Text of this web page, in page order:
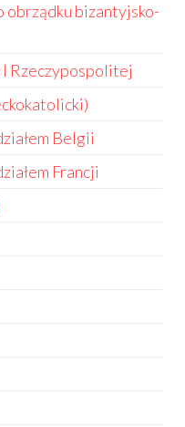
obrządku bizantyjsko-
I Rzeczypospolitej
Belgii
Francji